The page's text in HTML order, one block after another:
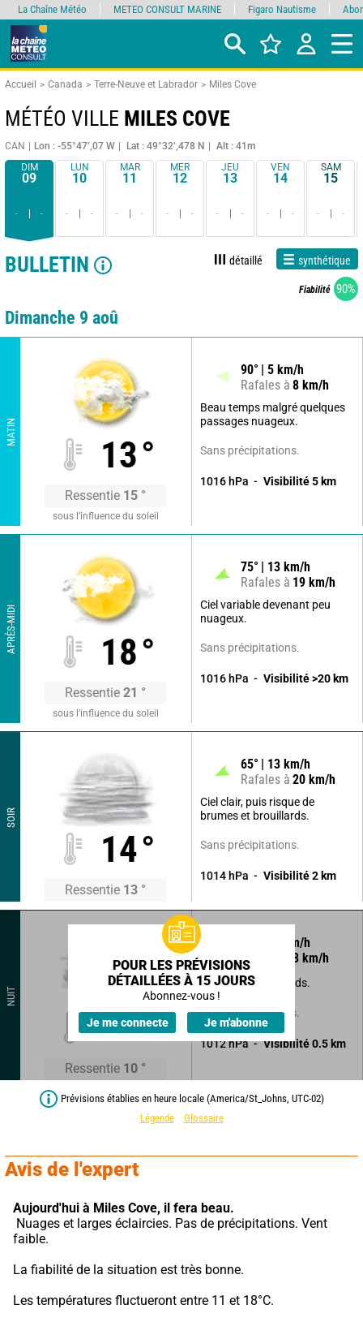
Accueil Canada Terre-Neuve et Labrador Miles Cove
MÉTÉO VILLE MILES COVE
CAN Lon : -55°47’,07 W Lat : 49°32’,478 N
Alt : 41m
DIM
09
- -
LUN
10
- -
MAR
11
- -
MER
12
- -
JEU
13
- -
VEN
14
- -
SAM
15
- -
BULLETIN détaillé synthétique
Fiabilité 90%
Dimanche 9 aoû
MATIN
13°
Ressentie 15 °
sous l’influence du soleil
90° 5 km/h
Rafales à 8 km/h
Beau temps malgré quelques
passages nuageux.
Sans précipitations.
1016 hPa Visibilité 5 km
APRÈS-MIDI 18°
Ressentie 21 °
sous l’influence du soleil
75° 13 km/h
Rafales à 19 km/h
Ciel variable devenant peu
nuageux.
Sans précipitations.
1016 hPa Visibilité >20 km
SOIR
14°
Ressentie 13 °
65° 13 km/h
Rafales à 20 km/h
Ciel clair, puis risque de
brumes et brouillards.
Sans précipitations.
1014 hPa Visibilité 2 km
NUIT
11°
Ressentie 10 °
km/h
Rafales à
8 km/h
Brumes et brouillards.
Sans précipitations.
1012hPa Visibilité 0.5 km
POUR LES PRÉVISIONS
DÉTAILLÉES À 15 JOURS
Abonnez-vous !
Je me connecte Je m'abonne
Prévisions établies en heure locale (America/St_Johns, UTC-02)
Légende
Glossaire
Avis de l'expert
Aujourd'hui à Miles Cove, il fera beau.
faible.
La fiabilité de la situation est très bonne.
Les températures fluctueront entre 11 et 18°C.
La Chaîne Météo METEO CONSULT MARINE Figaro Nautisme